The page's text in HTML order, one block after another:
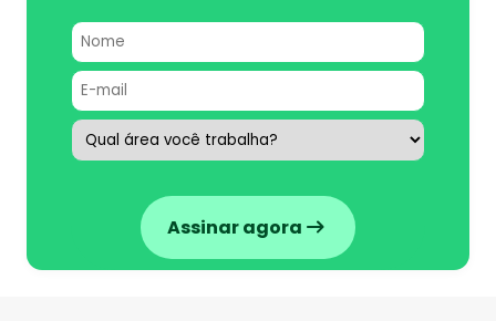
Assinar agora